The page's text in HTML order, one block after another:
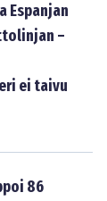
Espanjan
–
ei taivu
86